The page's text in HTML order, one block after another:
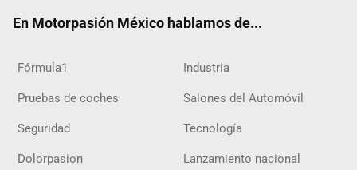
En Motorpasión México hablamos de...
Fórmula1 Industria
Pruebas de coches Salones del Automóvil
Seguridad Tecnología
Dolorpasion Lanzamiento nacional